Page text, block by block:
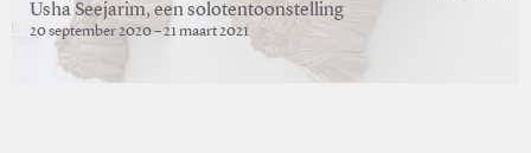
Usha Seejarim, een solotentoonstelling
20 september 2020 – 21 maart 2021